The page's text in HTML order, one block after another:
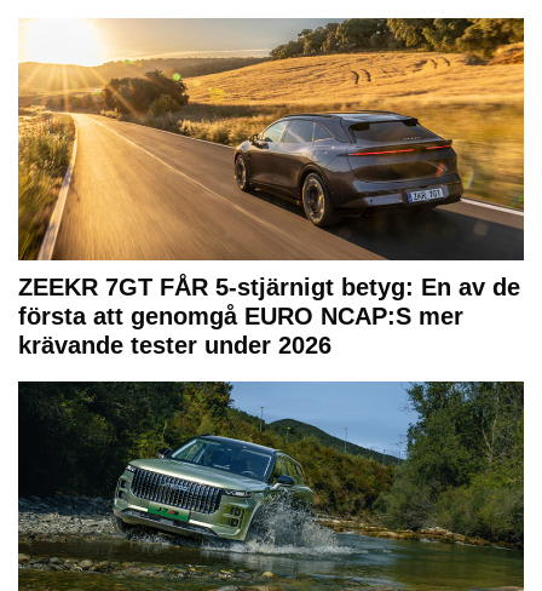
ZEEKR 7GT FÅR 5-stjärnigt betyg: En av de
första att genomgå EURO NCAP:S mer
krävande tester under 2026